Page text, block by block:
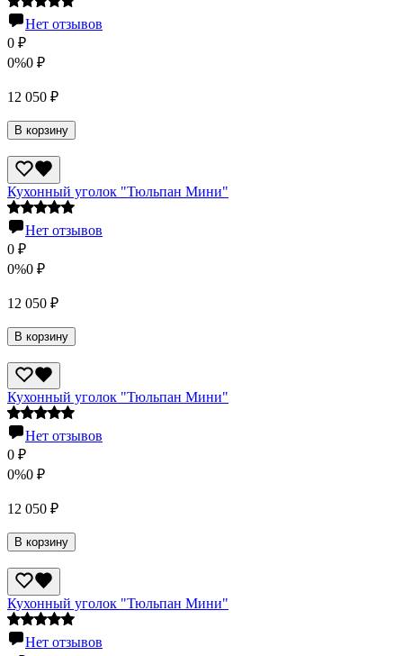
Нет отзывов
0 ₽
0%0 ₽
12 050 ₽
В корзину
Кухонный уголок "Тюльпан Мини"
Нет отзывов
0 ₽
0%0 ₽
12 050 ₽
В корзину
Кухонный уголок "Тюльпан Мини"
Нет отзывов
0 ₽
0%0 ₽
12 050 ₽
В корзину
Кухонный уголок "Тюльпан Мини"
Нет отзывов